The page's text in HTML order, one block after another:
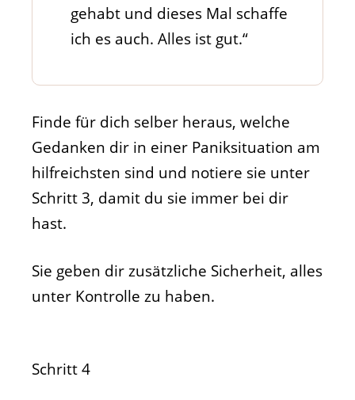
gehabt und dieses Mal schaffe
ich es auch. Alles ist gut.“
Finde für dich selber heraus, welche
Gedanken dir in einer Paniksituation am
hilfreichsten sind und notiere sie unter
Schritt 3, damit du sie immer bei dir
hast.
Sie geben dir zusätzliche Sicherheit, alles
unter Kontrolle zu haben.
Schritt 4